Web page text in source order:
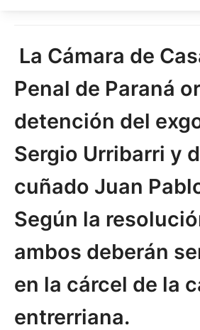
La Cámara de
Penal de Paraná
detención del
Sergio Urribarri y
cuñado Juan
Según la
ambos deberán
en la cárcel de la
entrerriana.